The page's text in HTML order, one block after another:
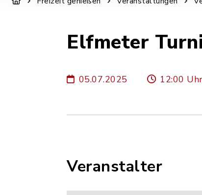
Elfmeter
05.07.2025 12:00
Veranstalter